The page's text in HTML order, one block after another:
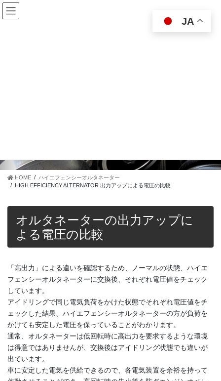
コ
ン
ナ
ビ
HOME
ハイエフェンシーオルタネーター
HIGH EFFICIENCY ALTERNATOR 出力アップによる電圧の比較
オルタネーターの出力アップに
よる電圧の比較
「高出力」による違いを確認するため、ノーマルの状態、ハイエ
フェンシーオルタネーターに交換後、それぞれ電圧値をチェック
しています。
アイドリングで同じ電気負荷をかけた状態でそれぞれ電圧値をチ
ェックした結果、ハイエフェンシーオルタネーターの方が負荷を
かけても安定した電圧を保っていることがわかります。
通常、オルタネーターは低回転時に高出力を要求するような環境
は得意ではありませんが、交換後はアイドリング状態でも違いが
出ています。
車に安定した電気を供給できるので、各電気装置を余裕を持って
JA